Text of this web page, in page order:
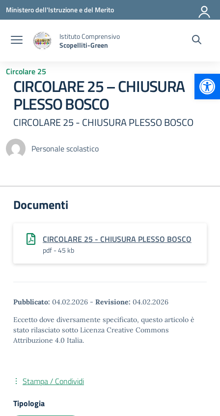
Vai ai contenuti
Vai al menu di navigazione
Vai al footer
Ministero dell'Istruzione e del Merito
Istituto Comprensivo
Scopelliti-Green
Circolare 25
CIRCOLARE 25 – CHIUSURA
PLESSO BOSCO
CIRCOLARE 25 - CHIUSURA PLESSO BOSCO
Personale scolastico
Documenti
CIRCOLARE 25 - CHIUSURA PLESSO BOSCO
pdf - 45 kb
Pubblicato: 04.02.2026 - Revisione: 04.02.2026
Eccetto dove diversamente specificato, questo articolo è
stato rilasciato sotto Licenza Creative Commons
Attribuzione 4.0 Italia.
Stampa / Condividi
Tipologia